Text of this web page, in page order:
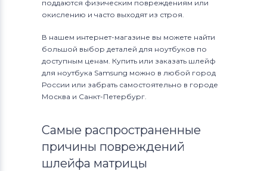
поддаются физическим повреждениям или
окислению и часто выходят из строя.
В нашем интернет-магазине вы можете найти
большой выбор деталей для ноутбуков по
доступным ценам. Купить или заказать шлейф
для ноутбука Samsung можно в любой город
России или забрать самостоятельно в городе
Москва и Санкт-Петербург.
Самые распространенные
причины повреждений
шлейфа матрицы